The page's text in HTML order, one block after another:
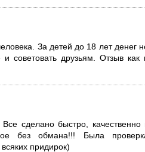
За детей до 18 лет денег
советовать друзьям. Отзыв как
сделано быстро, качественно
без обмана!!! Была
придирок)